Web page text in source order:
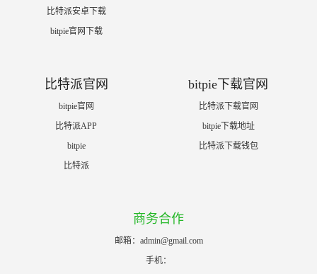
比特派安卓下载
bitpie官网下载
比特派官网
bitpie官网
比特派APP
bitpie
比特派
bitpie下载官网
比特派下载官网
bitpie下载地址
比特派下载钱包
商务合作
邮箱： admin@gmail.com
手机：